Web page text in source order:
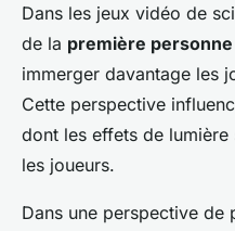
Dans les jeux vidéo de
de la première personne
immerger davantage les
Cette perspective
dont les effets de
les joueurs.
Dans une perspective de